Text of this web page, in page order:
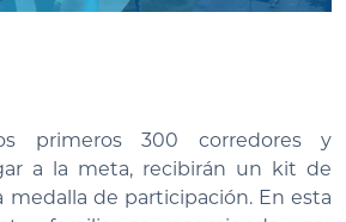
primeros 300 corredores y
a la meta, recibirán un kit de
medalla de participación. En esta